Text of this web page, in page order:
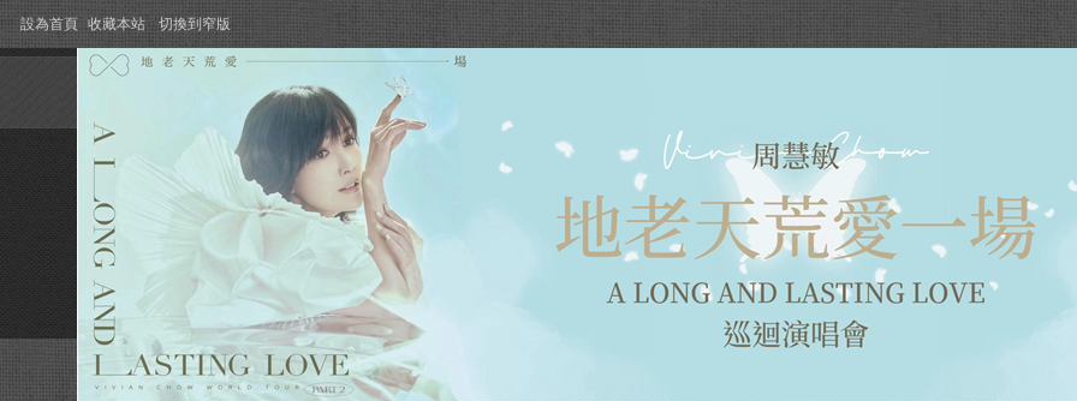
設為首頁 收藏本站 切換到窄版